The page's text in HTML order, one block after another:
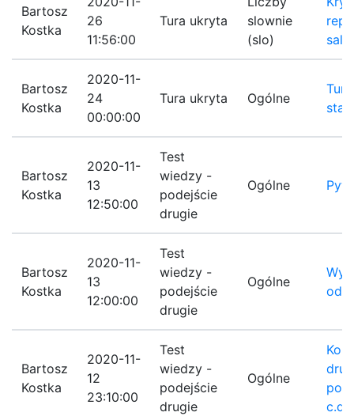
Bartosz
Kostka
26
11:56:00
Tura ukryta
slownie
(slo)
Bartosz
Kostka
2020-11-
24
00:00:00
Tura ukryta Ogólne
Bartosz
Kostka
2020-11-
13
12:50:00
Test
wiedzy -
podejście
drugie
Ogólne
Bartosz
Kostka
2020-11-
13
12:00:00
Test
wiedzy -
podejście
drugie
Ogólne
Bartosz
Kostka
2020-11-
12
23:10:00
Test
wiedzy -
podejście
drugie
Ogólne
c.d.